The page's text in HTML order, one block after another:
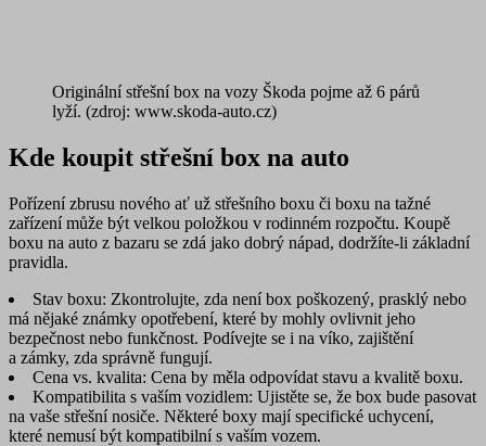
Originální střešní box na vozy Škoda pojme až 6 párů
lyží. (zdroj: www.skoda-auto.cz)
Kde koupit střešní box na auto
Pořízení zbrusu nového ať už střešního boxu či boxu na tažné
zařízení může být velkou položkou v rodinném rozpočtu. Koupě
boxu na auto z bazaru se zdá jako dobrý nápad, dodržíte-li základní
pravidla.
Stav boxu: Zkontrolujte, zda není box poškozený, prasklý nebo
má nějaké známky opotřebení, které by mohly ovlivnit jeho
bezpečnost nebo funkčnost. Podívejte se i na víko, zajištění
a zámky, zda správně fungují.
Cena vs. kvalita: Cena by měla odpovídat stavu a kvalitě boxu.
Kompatibilita s vaším vozidlem: Ujistěte se, že box bude pasovat
na vaše střešní nosiče. Některé boxy mají specifické uchycení,
které nemusí být kompatibilní s vaším vozem.